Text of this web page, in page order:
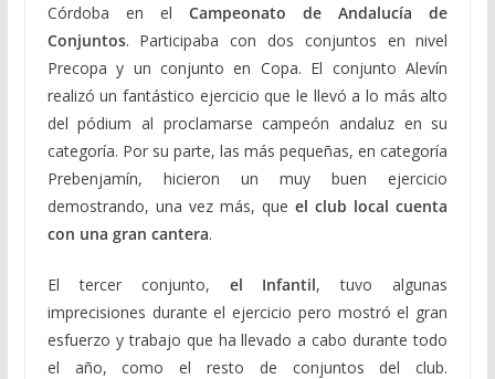
Córdoba en el Campeonato de Andalucía de
Conjuntos. Participaba con dos conjuntos en nivel
Precopa y un conjunto en Copa. El conjunto Alevín
realizó un fantástico ejercicio que le llevó a lo más alto
del pódium al proclamarse campeón andaluz en su
categoría. Por su parte, las más pequeñas, en categoría
Prebenjamín, hicieron un muy buen ejercicio
demostrando, una vez más, queel club local cuenta
con una gran cantera.
El tercer conjunto, el Infantil, tuvo algunas
imprecisiones durante el ejercicio pero mostró el gran
esfuerzo y trabajo que ha llevado a cabo durante todo
el año, como el resto de conjuntos del club.